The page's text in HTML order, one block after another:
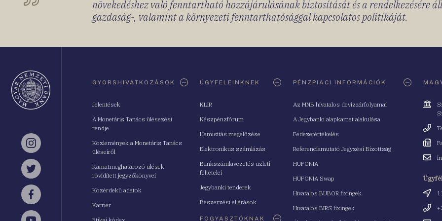
növekedéshez való fenntartható hozzájárulásának biztosítását és a rendelkezésére
gazdaság-, valamint a környezeti fenntarthatósággal kapcsolatos politikáját.
Instagram
Twitter
Facebook
GYORSHIVATKOZÁSOK
Jelentések
A Monetáris Tanács ülésezési
rendje
Közlemények a Monetáris Tanács
üléseiről
Kamatmeghatározó ülések
rövidített jegyzőkönyvei
Közérdekű adatok
Karrier
ÜGYFELEINKNEK
KLIR
Készpénzfórum
Hamisítás megelőzése
Elektronikus számlázás
Bankszámlavezetés üzleti
feltételei
Jegybanki tenderek
Beszerzési eljárások
FOGYASZTÓKNAK
PÉNZPIACI INFORMÁCIÓK
Az MNB hivatalos devizaárfolyamai
A Jegybanki alapkamat alakulása
Fedezetértékelés
Referenciamutató Jegyzési Bizottság
HUFONIA
HUFONIA Swap
Hivatalos BUBOR fixingek
Hivatalos BIRS fixingek
Cím
Fax
Email
Cím